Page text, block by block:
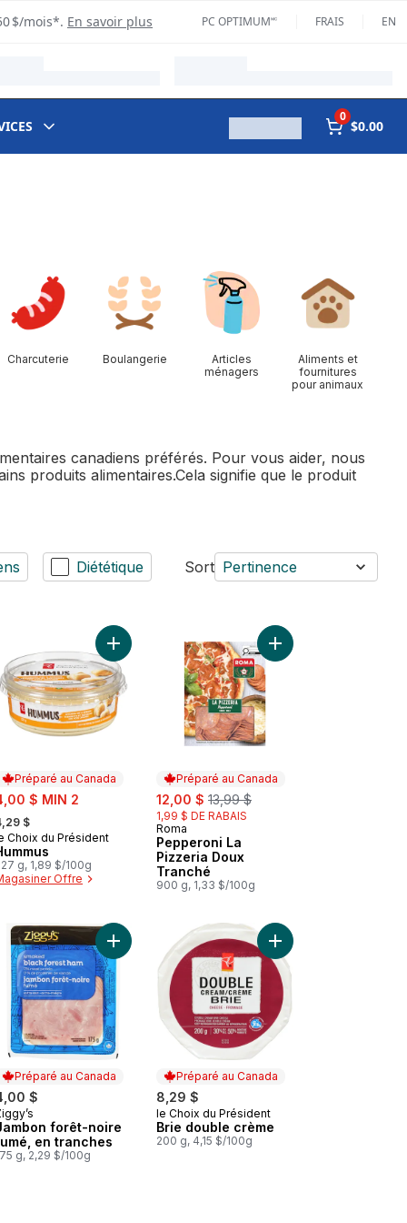
$/mois*. En savoir plus PC OPTIMUM🅪 FRAIS EN
0
$0.00
Charcuterie Boulangerie
Articles
ménagers
Aliments et
fournitures
pour animaux
canadiens préférés. Pour vous aider, nous
produits alimentaires.Cela signifie que le produit
Diététique Sort Pertinence
(tranché mince) au panier
Mou au panier
Préparé au Canada
$ MIN 2
formerly:
$
au Canada
Choix du Président
g, 1,89 $/100g
Offre
Ajouter Hummus au panier
Préparé au Canada
sale:
12,00 $ , formerly:
13,99 $
1,99 $ DE RABAIS
Préparé au Canada
Roma
Pepperoni La
Pizzeria Doux
Tranché
900 g, 1,33 $/100g
Ajouter Pepperoni La
beurré, feuilleté, craquelin fondant en bouche au panier
extra ferme au panier
Préparé au Canada
$
au Canada
forêt-noire
en tranches
g, 2,29 $/100g
Ajouter Jambon forêt-noire fumé, en tranches
Préparé au Canada
8,29 $
Préparé au Canada
le Choix du Président
Brie double crème
200 g, 4,15 $/100g
Ajouter Brie double